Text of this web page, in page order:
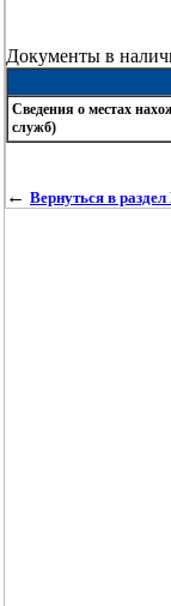
Документы в
Сведения о местах
служб)
← Вернуться в